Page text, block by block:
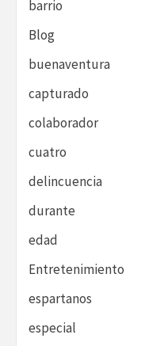
barrio
Blog
buenaventura
capturado
colaborador
cuatro
delincuencia
durante
edad
Entretenimiento
espartanos
especial